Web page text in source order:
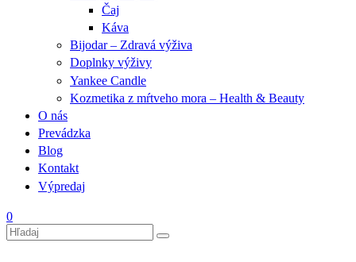
Čaj
Káva
Bijodar – Zdravá výživa
Doplnky výživy
Yankee Candle
Kozmetika z mŕtveho mora – Health & Beauty
O nás
Prevádzka
Blog
Kontakt
Výpredaj
0